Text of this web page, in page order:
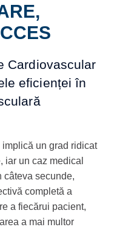
Cardiovascular
eficienței în
implică un grad ridicat
iar un caz medical
câteva secunde,
completă a
a fiecărui pacient,
a mai multor